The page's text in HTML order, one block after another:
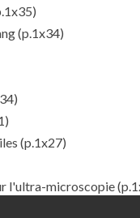
(p.1x34)
(p.1x27)
l'ultra-microscopie